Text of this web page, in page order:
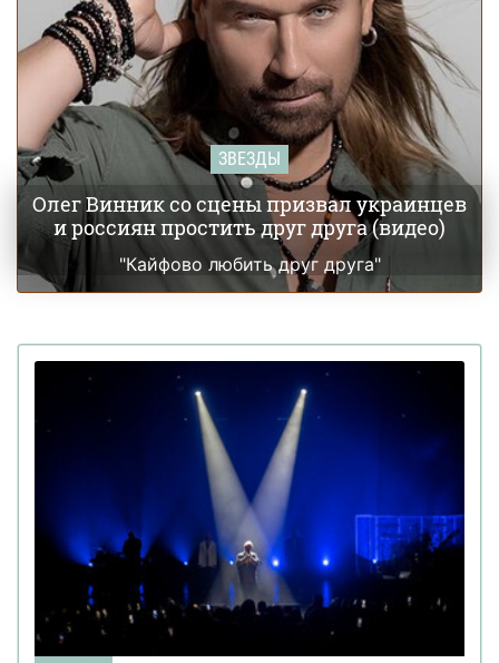
ЗВЕЗДЫ
Олег Винник со сцены призвал украинцев
и россиян простить друг друга (видео)
"Кайфово любить друг друга"